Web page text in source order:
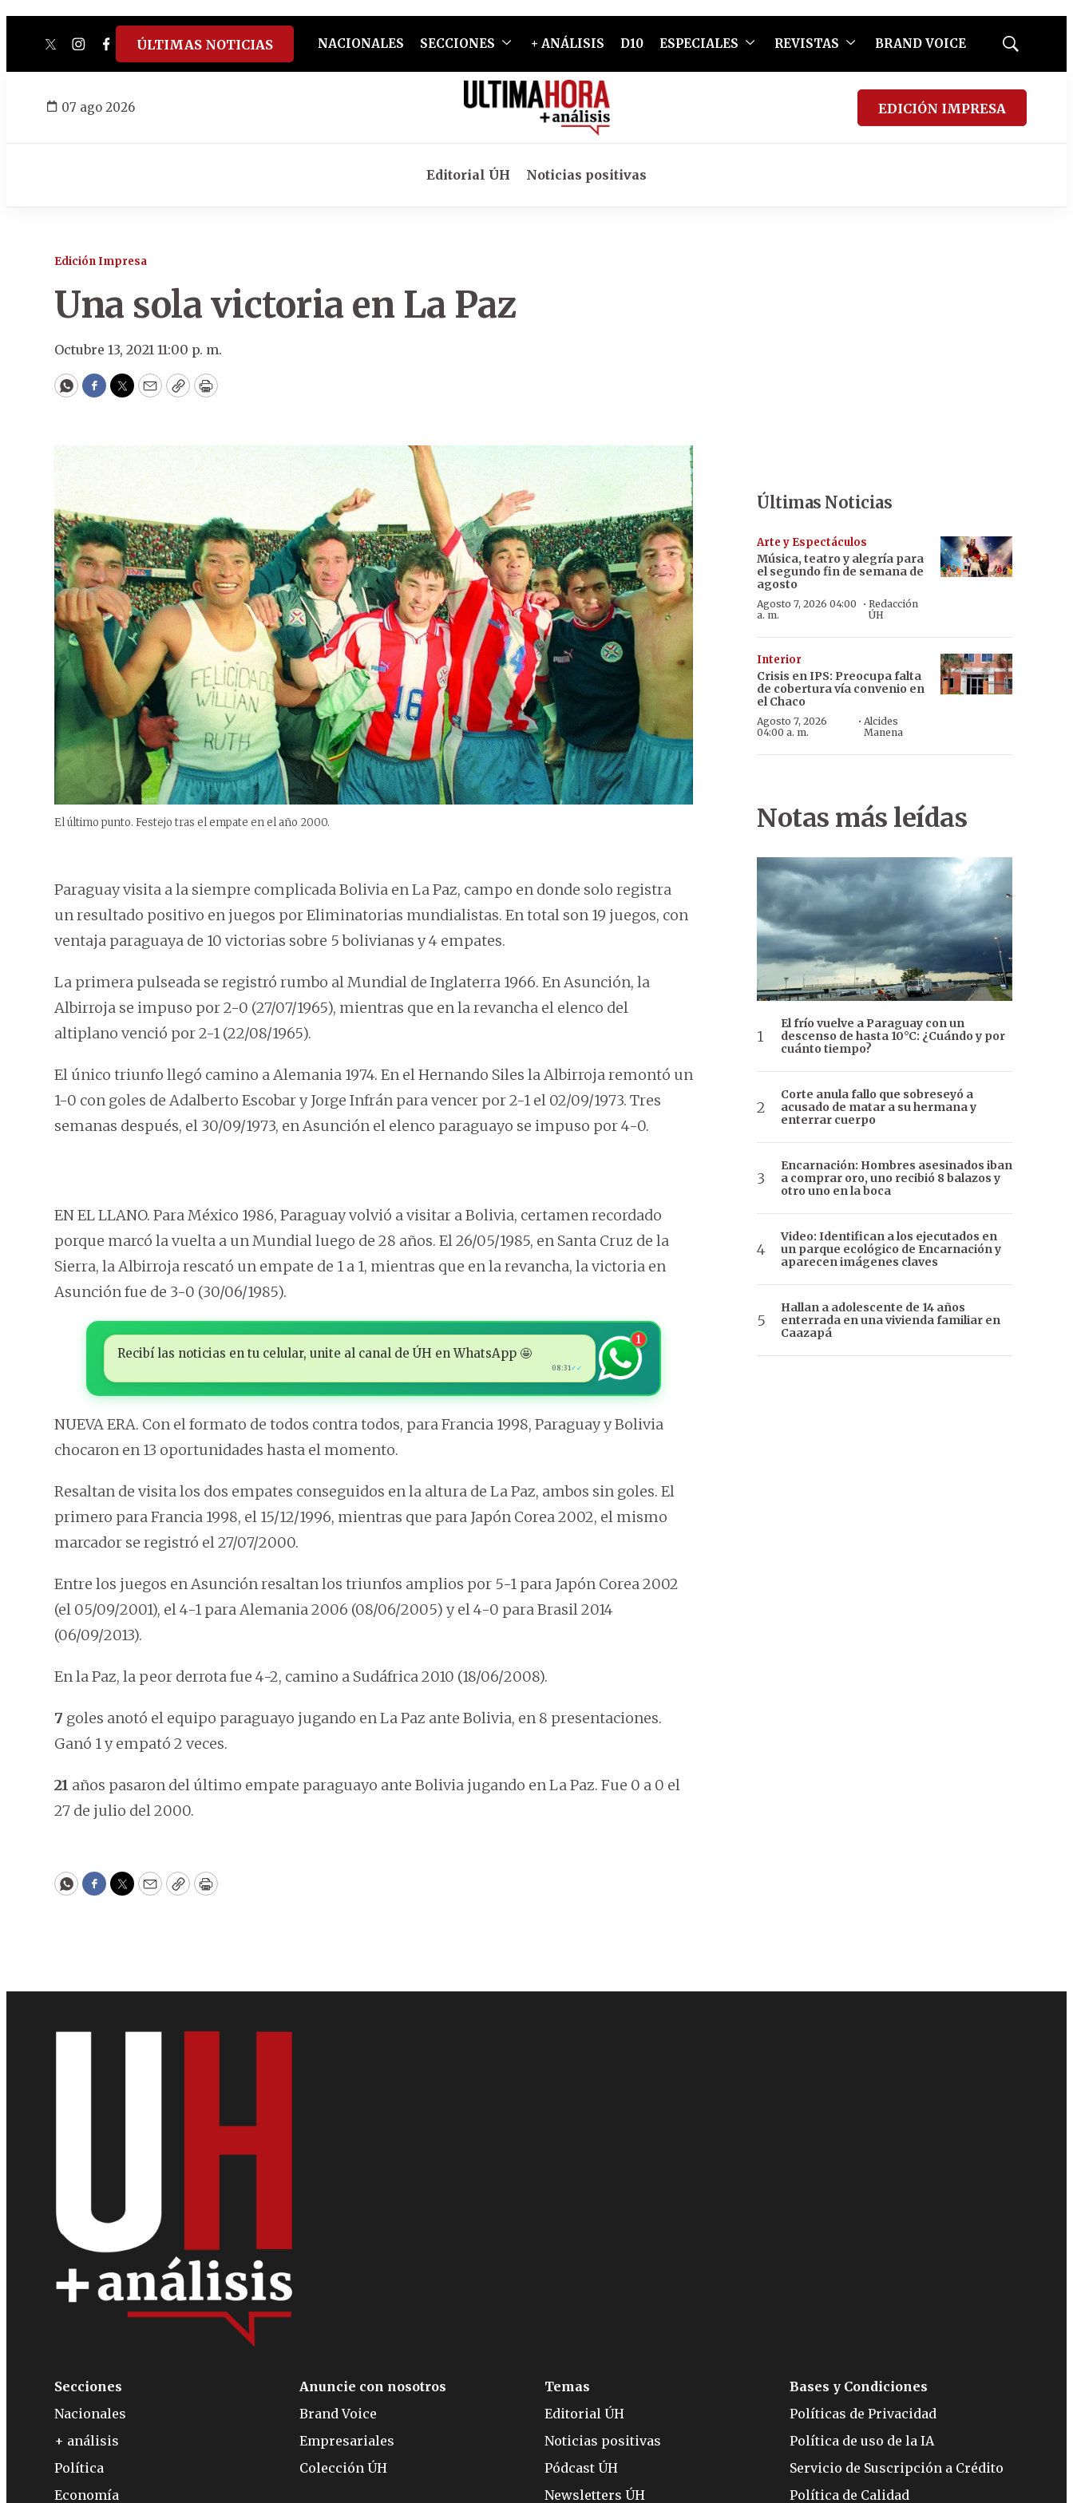
twitterinstagram
facebook
tiktokyoutube
spotify
ÚLTIMAS NOTICIAS NACIONALES SECCIONES + ANÁLISIS D10 ESPECIALES REVISTAS BRAND VOICE
Mostrar
07 ago 2026 EDICIÓN IMPRESA
Editorial ÚH Noticias positivas
Edición Impresa
Una sola victoria en La Paz
Octubre 13, 2021 11:00 p. m.
WhatsApp
Facebook
Twitter
EmailCopyPrint
El último punto. Festejo tras el empate en el año 2000.
Paraguay visita a la siempre complicada Bolivia en La Paz, campo en donde solo registra
un resultado positivo en juegos por Eliminatorias mundialistas. En total son 19 juegos, con
ventaja paraguaya de 10 victorias sobre 5 bolivianas y 4 empates.
La primera pulseada se registró rumbo al Mundial de Inglaterra 1966. En Asunción, la
Albirroja se impuso por 2-0 (27/07/1965), mientras que en la revancha el elenco del
altiplano venció por 2-1 (22/08/1965).
El único triunfo llegó camino a Alemania 1974. En el Hernando Siles la Albirroja remontó un
1-0 con goles de Adalberto Escobar y Jorge Infrán para vencer por 2-1 el 02/09/1973. Tres
semanas después, el 30/09/1973, en Asunción el elenco paraguayo se impuso por 4-0.
EN EL LLANO. Para México 1986, Paraguay volvió a visitar a Bolivia, certamen recordado
porque marcó la vuelta a un Mundial luego de 28 años. El 26/05/1985, en Santa Cruz de la
Sierra, la Albirroja rescató un empate de 1 a 1, mientras que en la revancha, la victoria en
Asunción fue de 3-0 (30/06/1985).
Recibí las noticias en tu celular, unite al canal de ÚH en WhatsApp 🤩
08:31✓✓
1
NUEVA ERA. Con el formato de todos contra todos, para Francia 1998, Paraguay y Bolivia
chocaron en 13 oportunidades hasta el momento.
Resaltan de visita los dos empates conseguidos en la altura de La Paz, ambos sin goles. El
primero para Francia 1998, el 15/12/1996, mientras que para Japón Corea 2002, el mismo
marcador se registró el 27/07/2000.
Entre los juegos en Asunción resaltan los triunfos amplios por 5-1 para Japón Corea 2002
(el 05/09/2001), el 4-1 para Alemania 2006 (08/06/2005) y el 4-0 para Brasil 2014
(06/09/2013).
En la Paz, la peor derrota fue 4-2, camino a Sudáfrica 2010 (18/06/2008).
7 goles anotó el equipo paraguayo jugando en La Paz ante Bolivia, en 8 presentaciones.
Ganó 1 y empató 2 veces.
21 años pasaron del último empate paraguayo ante Bolivia jugando en La Paz. Fue 0 a 0 el
27 de julio del 2000.
WhatsApp
Facebook
Twitter
EmailCopyPrint
Últimas Noticias
Arte y Espectáculos
Música, teatro y alegría para
el segundo fin de semana de
agosto
Agosto 7, 2026 04:00
a. m.
· Redacción
ÚH
Interior
Crisis en IPS: Preocupa falta
de cobertura vía convenio en
el Chaco
Agosto 7, 2026
04:00 a. m.
·Alcides
Manena
Notas más leídas
El frío vuelve a Paraguay con un
descenso de hasta 10°C: ¿Cuándo y por
cuánto tiempo?
Corte anula fallo que sobreseyó a
acusado de matar a su hermana y
enterrar cuerpo
Encarnación: Hombres asesinados iban
a comprar oro, uno recibió 8 balazos y
otro uno en la boca
Video: Identifican a los ejecutados en
un parque ecológico de Encarnación y
aparecen imágenes claves
Hallan a adolescente de 14 años
enterrada en una vivienda familiar en
Caazapá
Secciones
Nacionales
+ análisis
Política
Economía
Anuncie con nosotros
Brand Voice
Empresariales
Colección ÚH
Temas
Editorial ÚH
Noticias positivas
Pódcast ÚH
Newsletters ÚH
Bases y Condiciones
Políticas de Privacidad
Política de uso de la IA
Servicio de Suscripción a Crédito
Política de Calidad